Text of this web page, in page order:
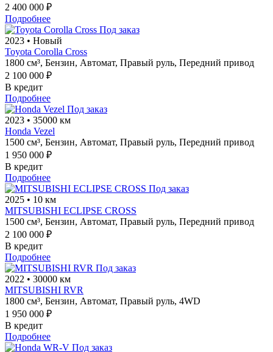
2 400 000 ₽
Подробнее
Под заказ
2023 • Новый
Toyota Corolla Cross
1800 см³, Бензин, Автомат, Правый руль, Передний привод
2 100 000 ₽
В кредит
Подробнее
Под заказ
2023 • 35000 км
Honda Vezel
1500 см³, Бензин, Автомат, Правый руль, Передний привод
1 950 000 ₽
В кредит
Подробнее
Под заказ
2025 • 10 км
MITSUBISHI ECLIPSE CROSS
1500 см³, Бензин, Автомат, Правый руль, Передний привод
2 100 000 ₽
В кредит
Подробнее
Под заказ
2022 • 30000 км
MITSUBISHI RVR
1800 см³, Бензин, Автомат, Правый руль, 4WD
1 950 000 ₽
В кредит
Подробнее
Под заказ